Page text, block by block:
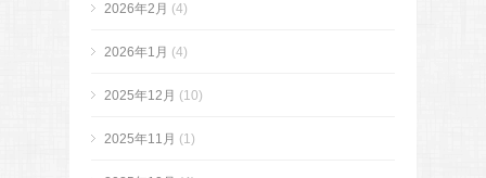
2026年2月 (4)
2026年1月 (4)
2025年12月 (10)
2025年11月 (1)